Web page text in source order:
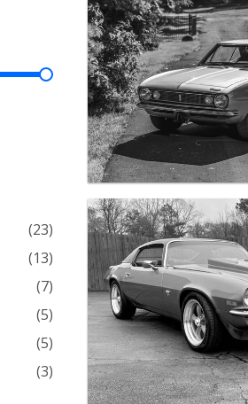
(23)
(13)
(7)
(5)
(5)
(3)